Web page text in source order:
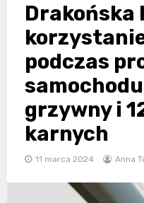
Drakońska
podczas
grzywny i
karnych
11 marca 2024 Anna